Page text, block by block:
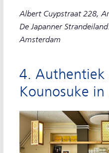
Albert Cuypstraat 228,
De Japanner
Amsterdam
4. Authentiek
Kounosuke